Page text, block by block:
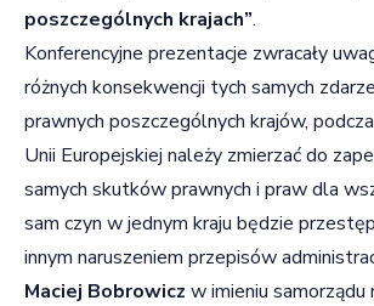
poszczególnych krajach”.
Konferencyjne prezentacje zwracały
różnych konsekwencji tych samych
prawnych poszczególnych krajów,
Unii Europejskiej należy zmierzać do
samych skutków prawnych i praw dla
sam czyn w jednym kraju będzie
innym naruszeniem przepisów
Maciej Bobrowicz w imieniu samorządu